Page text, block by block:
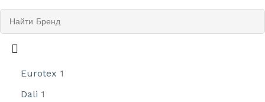
Eurotex 1
Dali 1